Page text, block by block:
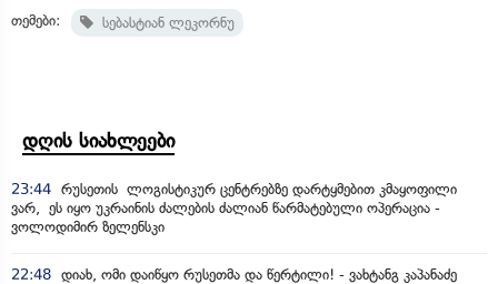
თემები: სებასტიან ლეკორნუ
დღის სიახლეები
23:44 რუსეთის ლოგისტიკურ ცენტრებზე დარტყმებით კმაყოფილი
ვარ, ეს იყო უკრაინის ძალების ძალიან წარმატებული ოპერაცია -
ვოლოდიმირ ზელენსკი
22:48 დიახ, ომი დაიწყო რუსეთმა და წერტილი! - ვახტანგ კაპანაძე